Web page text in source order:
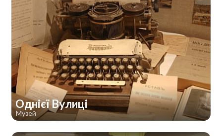
Однієї Вулиці
Музей